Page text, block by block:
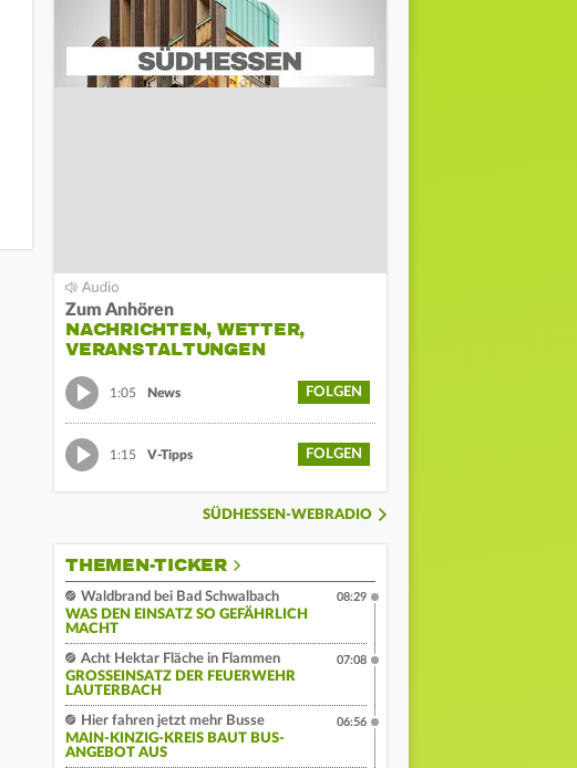
Zum Anhören
NACHRICHTEN, WETTER,
VERANSTALTUNGEN
1:05 News FOLGEN
1:15 V-Tipps FOLGEN
SÜDHESSEN-WEBRADIO
THEMEN-TICKER
Waldbrand bei Bad Schwalbach
WAS DEN EINSATZ SO GEFÄHRLICH
MACHT
08:29
Acht Hektar Fläche in Flammen
GROSSEINSATZ DER FEUERWEHR L
AUTERBACH
07:08
Hier fahren jetzt mehr Busse
MAIN-KINZIG-KREIS BAUT BUS-
ANGEBOT AUS
06:56